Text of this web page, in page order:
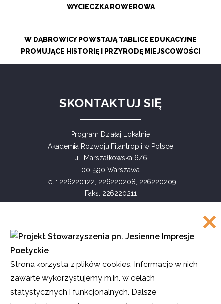
WYCIECZKA ROWEROWA
W DĄBROWICY POWSTAJĄ TABLICE EDUKACYJNE
PROMUJĄCE HISTORIĘ I PRZYRODĘ MIEJSCOWOŚCI
SKONTAKTUJ SIĘ
Program Działaj Lokalnie
Akademia Rozwoju Filantropii w Polsce
ul. Marszałkowska 6/6
00-590 Warszawa
Tel.: 226220122, 226220208, 226220209
Faks: 226220211
COPYRIGHT
Akademia Rozwoju Filantropii w Polsce
2016
Projekt i realizacja
Strona korzysta z plików cookies. Informacje w nich
zawarte wykorzystujemy m.in. w celach
statystycznych i funkcjonalnych. Dalsze